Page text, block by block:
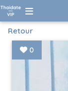
Retour
0